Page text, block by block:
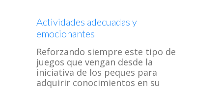
Actividades adecuadas y
emocionantes
Reforzando siempre este tipo de
juegos que vengan desde la
iniciativa de los peques para
adquirir conocimientos en su